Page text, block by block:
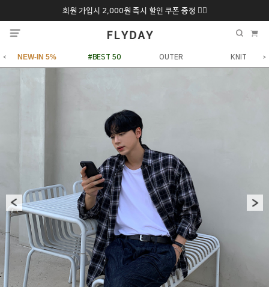
회원 가입시 2,000원 즉시 할인 쿠폰 증정 ❤️‍🔥
추석 특별 할인 10~20% 9/6 화 ~ 9/12월
NEW-IN 5% #BEST 50 OUTER KNIT